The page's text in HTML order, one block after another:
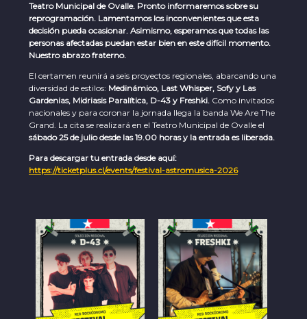
Teatro Municipal de Ovalle. Pronto informaremos sobre su
reprogramación. Lamentamos los inconvenientes que esta
decisión pueda ocasionar. Asimismo, esperamos que todas las
personas afectadas puedan estar bien en este difícil momento.
Nuestro abrazo fraterno.
El certamen reunirá a seis proyectos regionales, abarcando una
diversidad de estilos: Medinámico, Last Whisper, Sofy y Las
Gardenias, Midriasis Paralítica, D-43 y Freshki. Como invitados
nacionales y para coronar la jornada llega la banda We Are The
Grand. La cita se realizará en el Teatro Municipal de Ovalle el
sábado 25 de julio desde las 19.00 horas y la entrada es liberada.
Para descargar tu entrada desde aquí:
https://ticketplus.cl/events/festival-astromusica-2026